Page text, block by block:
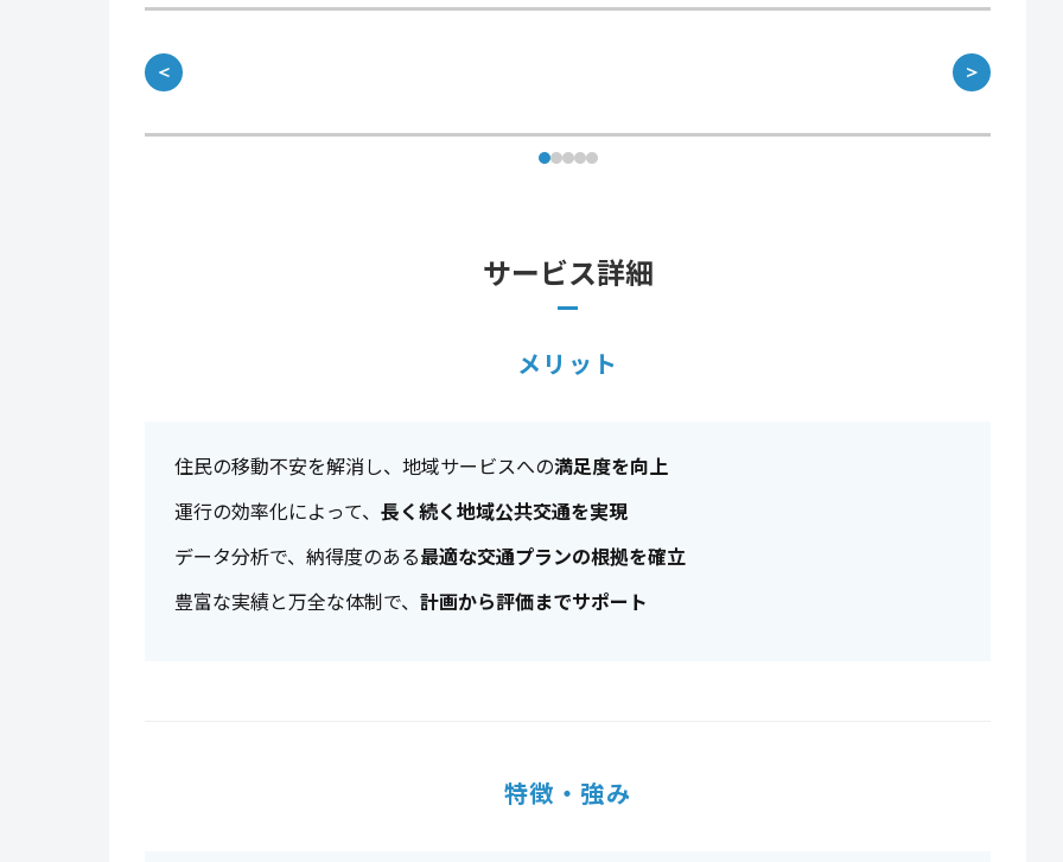
＜ ＞
サービス詳細
メリット
住民の移動不安を解消し、地域サービスへの満足度を向上
運行の効率化によって、 長く続く地域公共交通を実現
データ分析で、納得度のある最適な交通プランの根拠を確立
豊富な実績と万全な体制で、 計画から評価までサポート
特徴・強み